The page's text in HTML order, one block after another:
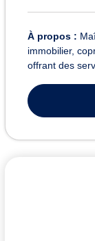
À propos :
immobilier,
offrant des